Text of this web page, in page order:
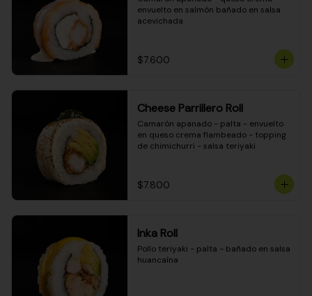
envuelto en salmón bañado en salsa
acevichada
$7.600
Cheese Parrillero Roll
Camarón apanado - palta - envuelto
en queso crema flambeado - topping
de chimichurri - salsa teriyaki
$7.800
Inka Roll
Pollo teriyaki - palta - bañado en salsa
huancaína